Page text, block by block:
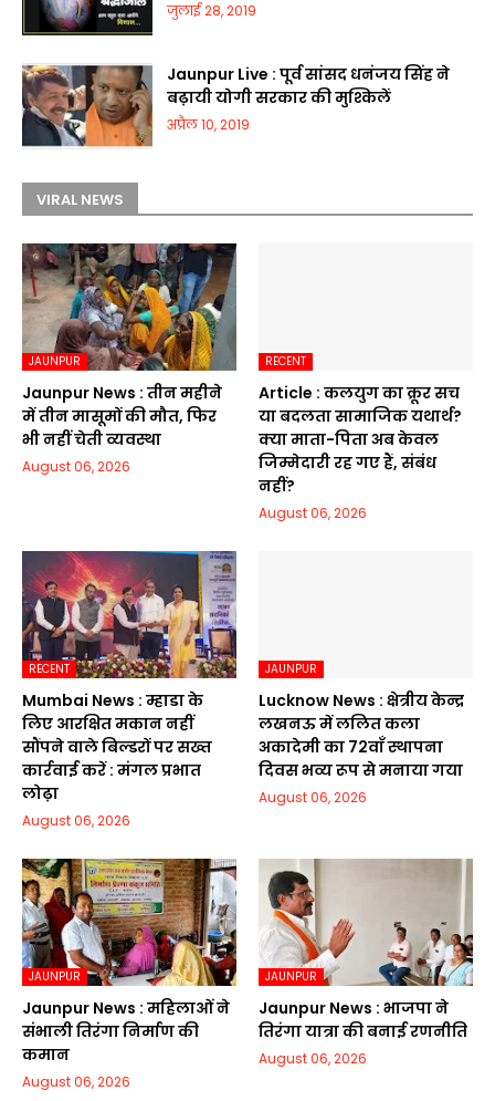
जुलाई 28, 2019
Jaunpur Live : पूर्व सांसद धनंजय सिंह ने
बढ़ायी योगी सरकार की मुश्किलें
अप्रैल 10, 2019
VIRAL NEWS
JAUNPUR
Jaunpur News : तीन महीने
में तीन मासूमों की मौत, फिर
भी नहीं चेती व्यवस्था
August 06, 2026
RECENT
Article : कलयुग का क्रूर सच
या बदलता सामाजिक यथार्थ?
क्या माता-पिता अब केवल
जिम्मेदारी रह गए हैं, संबंध
नहीं?
August 06, 2026
RECENT
Mumbai News : म्हाडा के
लिए आरक्षित मकान नहीं
सौंपने वाले बिल्डरों पर सख्त
कार्रवाई करें : मंगल प्रभात
लोढ़ा
August 06, 2026
JAUNPUR
Lucknow News : क्षेत्रीय केन्द्र
लखनऊ में ललित कला
अकादेमी का 72वाॅं स्थापना
दिवस भव्य रूप से मनाया गया
August 06, 2026
JAUNPUR
Jaunpur News : महिलाओं ने
संभाली तिरंगा निर्माण की
कमान
August 06, 2026
JAUNPUR
Jaunpur News : भाजपा ने
तिरंगा यात्रा की बनाई रणनीति
August 06, 2026